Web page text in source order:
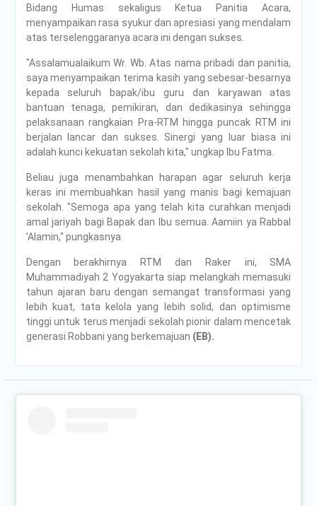
Bidang Humas sekaligus Ketua Panitia Acara,
menyampaikan rasa syukur dan apresiasi yang mendalam
atas terselenggaranya acara ini dengan sukses.
"Assalamualaikum Wr. Wb. Atas nama pribadi dan panitia,
saya menyampaikan terima kasih yang sebesar-besarnya
kepada seluruh bapak/ibu guru dan karyawan atas
bantuan tenaga, pemikiran, dan dedikasinya sehingga
pelaksanaan rangkaian Pra-RTM hingga puncak RTM ini
berjalan lancar dan sukses. Sinergi yang luar biasa ini
adalah kunci kekuatan sekolah kita," ungkap Ibu Fatma.
Beliau juga menambahkan harapan agar seluruh kerja
keras ini membuahkan hasil yang manis bagi kemajuan
sekolah. "Semoga apa yang telah kita curahkan menjadi
amal jariyah bagi Bapak dan Ibu semua. Aamiin ya Rabbal
'Alamin," pungkasnya.
Dengan berakhirnya RTM dan Raker ini, SMA
Muhammadiyah 2 Yogyakarta siap melangkah memasuki
tahun ajaran baru dengan semangat transformasi yang
lebih kuat, tata kelola yang lebih solid, dan optimisme
tinggi untuk terus menjadi sekolah pionir dalam mencetak
generasi Robbani yang berkemajuan (EB).